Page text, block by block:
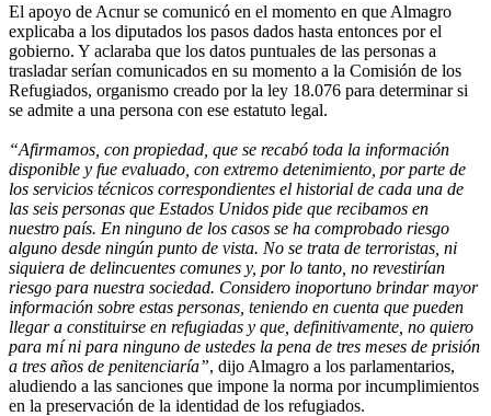
El apoyo de Acnur se comunicó en el momento en que Almagro
explicaba a los diputados los pasos dados hasta entonces por el
gobierno. Y aclaraba que los datos puntuales de las personas a
trasladar serían comunicados en su momento a la Comisión de los
Refugiados, organismo creado por la ley 18.076 para determinar si
se admite a una persona con ese estatuto legal.
“Afirmamos, con propiedad, que se recabó toda la información
disponible y fue evaluado, con extremo detenimiento, por parte de
los servicios técnicos correspondientes el historial de cada una de
las seis personas que Estados Unidos pide que recibamos en
nuestro país. En ninguno de los casos se ha comprobado riesgo
alguno desde ningún punto de vista. No se trata de terroristas, ni
siquiera de delincuentes comunes y, por lo tanto, no revestirían
riesgo para nuestra sociedad. Considero inoportuno brindar mayor
información sobre estas personas, teniendo en cuenta que pueden
llegar a constituirse en refugiadas y que, definitivamente, no quiero
para mí ni para ninguno de ustedes la pena de tres meses de prisión
a tres años de penitenciaría”, dijo Almagro a los parlamentarios,
aludiendo a las sanciones que impone la norma por incumplimientos
en la preservación de la identidad de los refugiados.